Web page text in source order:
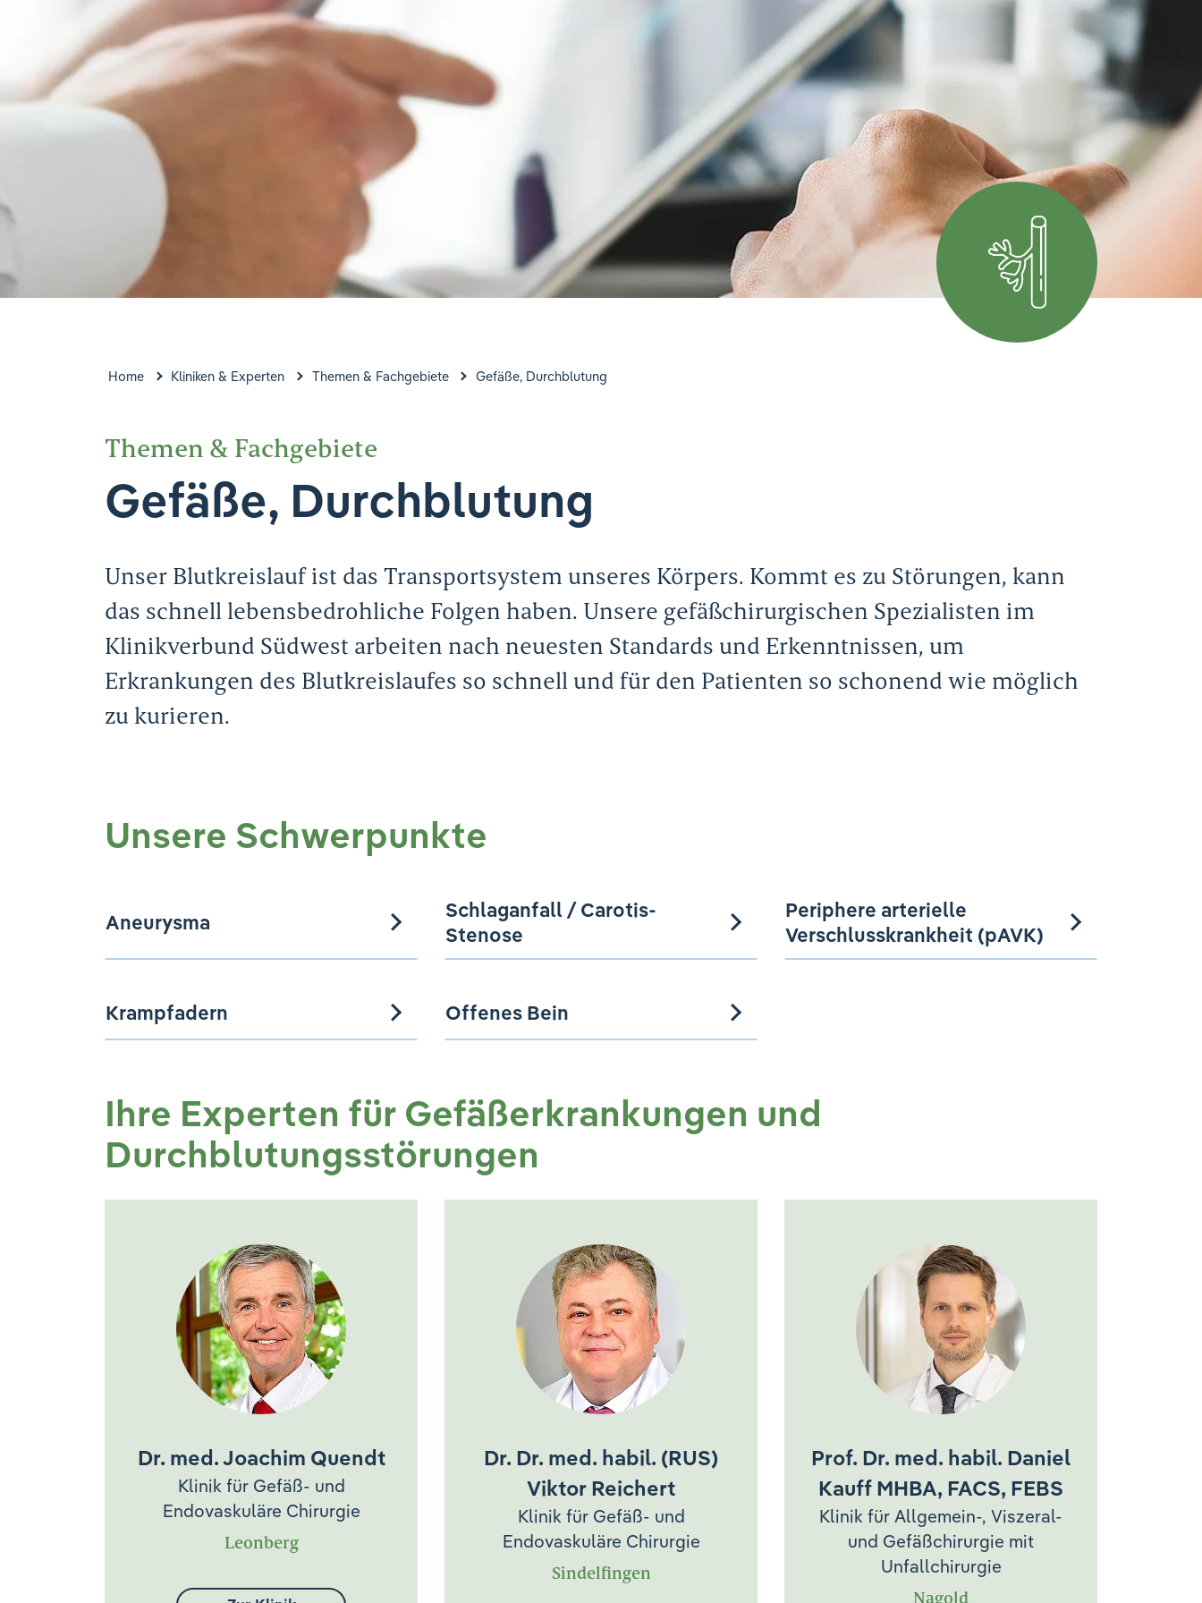
Home Kliniken & Experten Themen & Fachgebiete Gefäße, Durchblutung
Themen & Fachgebiete
Gefäße, Durchblutung
Unser Blutkreislauf ist das Transportsystem unseres Körpers. Kommt es zu Störungen, kann
das schnell lebensbedrohliche Folgen haben. Unsere gefäßchirurgischen Spezialisten im
Klinikverbund Südwest arbeiten nach neuesten Standards und Erkenntnissen, um
Erkrankungen des Blutkreislaufes so schnell und für den Patienten so schonend wie möglich
zu kurieren.
Unsere Schwerpunkte
Aneurysma
Schlaganfall / Carotis-
Stenose
Periphere arterielle
Verschlusskrankheit (pAVK)
Krampfadern Offenes Bein
Ihre Experten für Gefäßerkrankungen und
Durchblutungsstörungen
Dr. med. Joachim Quendt
Klinik für Gefäß- und
Endovaskuläre Chirurgie
Leonberg
Dr. Dr. med. habil. (RUS)
Viktor Reichert
Klinik für Gefäß- und
Endovaskuläre Chirurgie
Sindelfingen
Prof. Dr. med. habil. Daniel
Kauff MHBA, FACS, FEBS
Klinik für Allgemein-, Viszeral-
und Gefäßchirurgie mit
Unfallchirurgie